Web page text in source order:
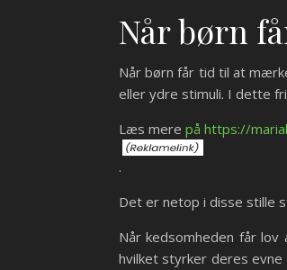
Når børn
Når børn får tid til at
eller ydre stimuli. I dette
Læs mere på https://
.
Det er netop i disse stille
Når kedsomheden får
hvilket styrker deres